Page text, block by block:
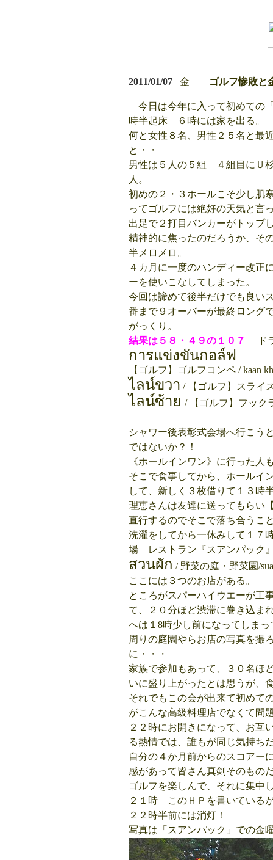
2011/01/07金 ゴルフ惨敗と
今日は今年に入って初めての
時半起床 ６時には家を出る。
何と女性８名、男性２５名と最
と・・
男性は５人の５組 ４組目にＵ
人。
初めの２・３ホールこそ少し肌
ってゴルフには絶好の天気と言
出足で２打目バンカーがトップ
精神的に焦ったのだろうか、そ
半メロメロ。
４カ月に一度のハンディー改正
ーを使いこなしてしまった。
今回は諦めて後半だけでも良い
番まで９オーバーが最終ロン
がっくり。
結果は５８・４９の１０７
ドラ
การแข่งขันกอล์ฟ
【ゴルフ】ゴルフコンペ / kaan
ไลน์ขวา / 【ゴルフ】スライ
ไลน์ซ้าย / 【ゴルフ】フック
シャワー後表彰式会場へ行こう
ではないか？！
《ホールインワン》に行った人
そこで食事してから、ホールイ
して、新しく３枚借りて１３時
理恵さんは友達に送ってもらい
直行するのでそこで落ち合うこ
洗濯をしてから一休みして１７
場 レストラン『スアンパック
สวนผัก / 野菜の庭・野菜園/
ここには３つのお店がある。
ところがスパーハイウエーが工
て、２０分ほど渋滞に巻き込ま
へは１8時少し前になってしま
周りの庭園やらお店の写真を撮
に・・・
家族で参加もあって、３０名ほ
いに盛り上がったとは思うが、
それでもこの会が出来て初めて
がこんな高級料理店でなくて問
２２時にお開きになって、お互
る熱情では、誰もが同じ気持ち
自分の４か月前からのスコアー
感があって皆さん真剣そのもの
ゴルフを楽しんで、それに集中
２１時 このＨＰを書いている
２２時半前には消灯！
写真は「スアンパック」での金